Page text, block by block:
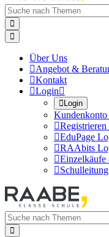


Über Uns
Angebot &
Kontakt
Login
Login

EduPage
RAAbits


